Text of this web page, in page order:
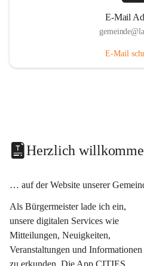
E-Mail
E-Mail
Herzlich
… auf der Website unserer
Als Bürgermeister lade ich ein,
unsere digitalen Services wie
Mitteilungen, Neuigkeiten,
Veranstaltungen und Informationen
zu erkunden. Die App CITIES